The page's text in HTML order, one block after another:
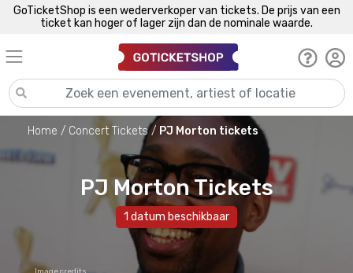
GoTicketShop is een wederverkoper van tickets. De prijs van een
ticket kan hoger of lager zijn dan de nominale waarde.
Home Concert Tickets PJ Morton tickets
PJ Morton Tickets
1 datum beschikbaar